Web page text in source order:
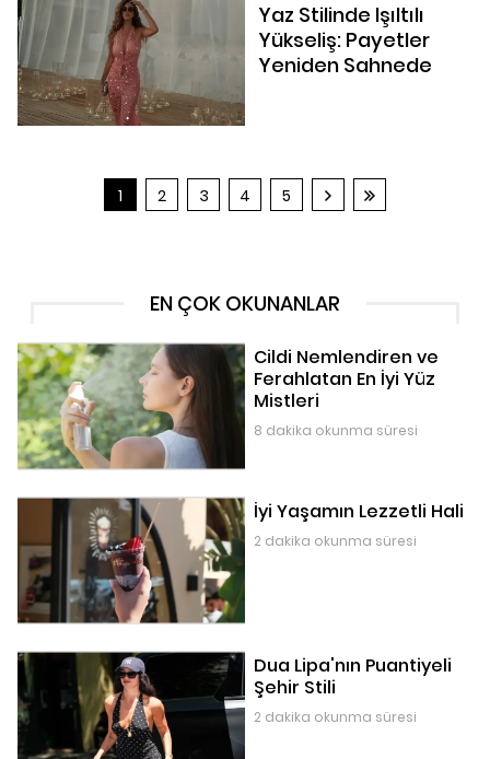
Yaz Stilinde Işıltılı
Yükseliş: Payetler
Yeniden Sahnede
1 2 3 4 5
EN ÇOK OKUNANLAR
Cildi Nemlendiren ve
Ferahlatan En İyi Yüz
Mistleri
8 dakika okunma süresi
İyi Yaşamın Lezzetli Hali
2 dakika okunma süresi
Dua Lipa'nın Puantiyeli
Şehir Stili
2 dakika okunma süresi